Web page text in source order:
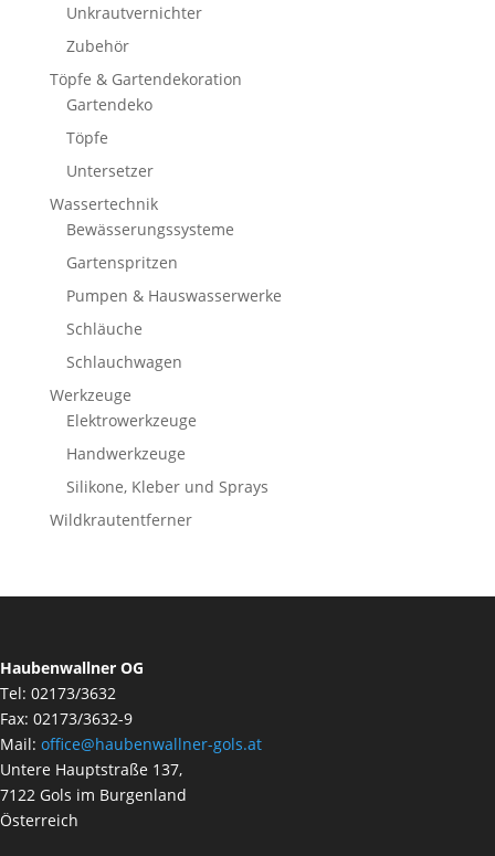
Unkrautvernichter
Zubehör
Töpfe & Gartendekoration
Gartendeko
Töpfe
Untersetzer
Wassertechnik
Bewässerungssysteme
Gartenspritzen
Pumpen & Hauswasserwerke
Schläuche
Schlauchwagen
Werkzeuge
Elektrowerkzeuge
Handwerkzeuge
Silikone, Kleber und Sprays
Wildkrautentferner
Haubenwallner OG
Tel: 02173/3632
Fax: 02173/3632-9
Mail: office@haubenwallner-gols.at
Untere Hauptstraße 137,
7122 Gols im Burgenland
Österreich